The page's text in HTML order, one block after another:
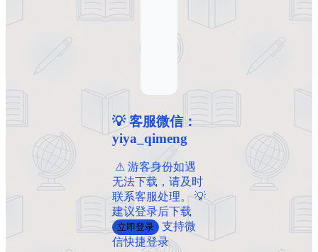
💡 客服微信：
yiya_qimeng
️ ️⚠ 游客身份如遇
无法下载，请及时
联系客服处理。 💡
建议登录后下载
立即登录
支持微
信快捷登录